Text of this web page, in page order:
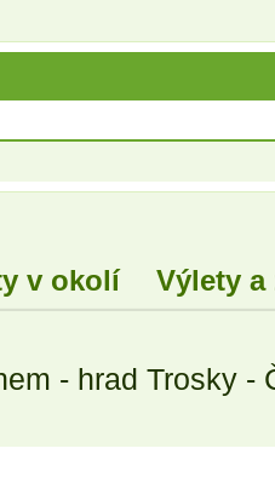
v okolí Výlety
- hrad Trosky -